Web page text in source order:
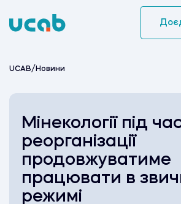
to
UCAB/ Новини
Мінекології під
реорганізації
продовжуватиме
працювати в
режимі